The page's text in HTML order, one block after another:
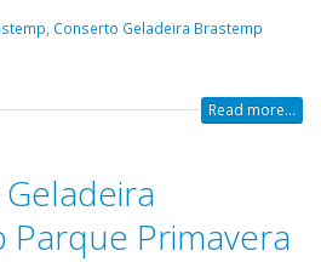
, Conserto Geladeira Brastemp
Read more...
Parque Primavera